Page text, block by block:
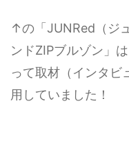
↑の「JUNRed（ジ
ンドZIPブルゾン」
って取材（インタビ
用していました！